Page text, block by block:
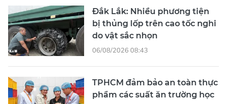
Đắk Lắk: Nhiều phương tiện
bị thủng lốp trên cao tốc nghi
do vật sắc nhọn
06/08/2026 08:43
TPHCM đảm bảo an toàn thực
phẩm các suất ăn trường học